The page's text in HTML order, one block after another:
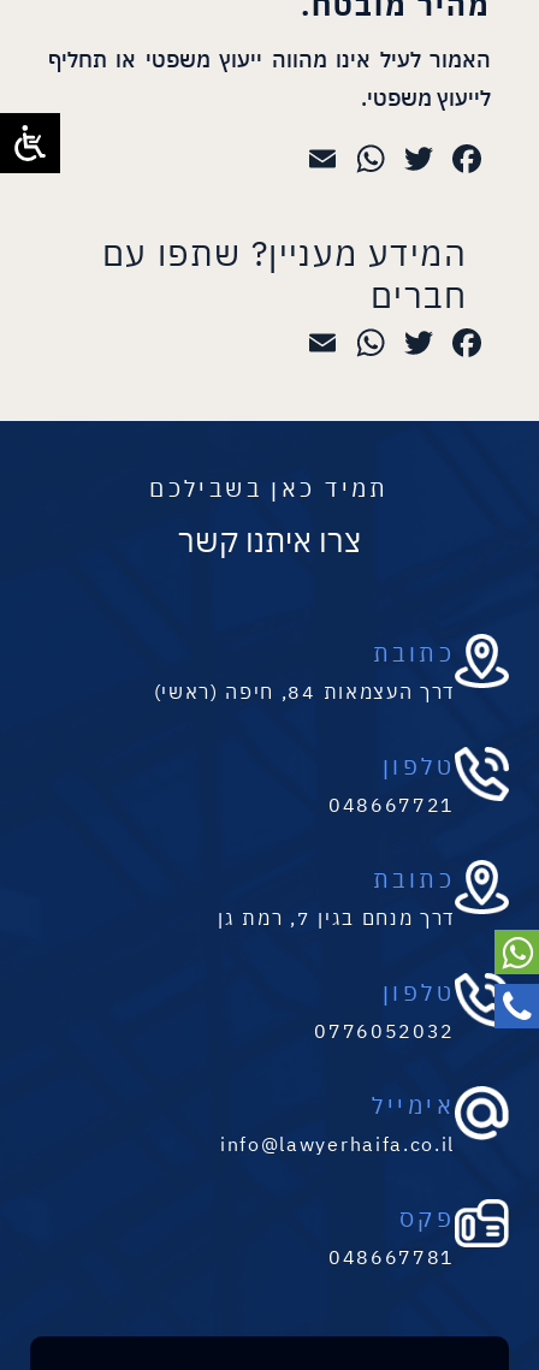
האמור לעיל אינו מהווה ייעוץ משפטי או תחליף
לייעוץ משפטי.
Facebook
Twitter
WhatsApp
המידע מעניין? שתפו עם
חברים
Facebook
Twitter
WhatsApp
תמיד כאן בשבילכם
צרו איתנו קשר
כתובת
דרך העצמאות 84, חיפה (ראשי)
טלפון
048667721
כתובת
דרך מנחם בגין 7, רמת גן
טלפון
0776052032
אימייל
info@lawyerhaifa.co.il
פקס
048667781